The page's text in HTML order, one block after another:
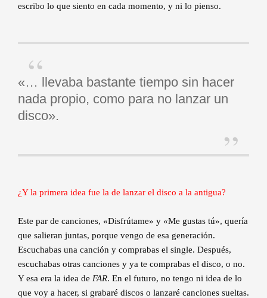
escribo lo que siento en cada momento, y ni lo pienso.
«… llevaba bastante tiempo sin hacer
nada propio, como para no lanzar un
disco».
¿Y la primera idea fue la de lanzar el disco a la antigua?
Este par de canciones, «Disfrútame» y «Me gustas tú», quería
que salieran juntas, porque vengo de esa generación.
Escuchabas una canción y comprabas el single. Después,
escuchabas otras canciones y ya te comprabas el disco, o no.
Y esa era la idea de FAR. En el futuro, no tengo ni idea de lo
que voy a hacer, si grabaré discos o lanzaré canciones sueltas.